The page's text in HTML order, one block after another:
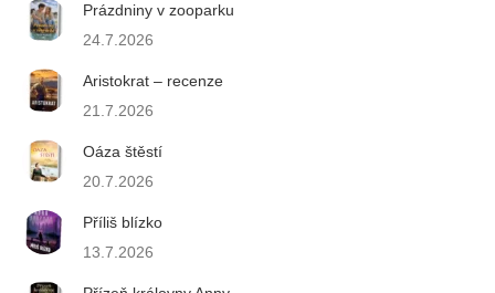
Prázdniny v zooparku
24.7.2026
Aristokrat – recenze
21.7.2026
Oáza štěstí
20.7.2026
Příliš blízko
13.7.2026